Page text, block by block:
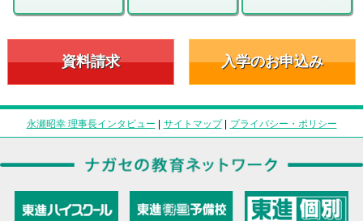
資料請求 入学のお申込み
永瀬昭幸 理事長インタビュー | サイトマップ| プライバシー・ポリシー